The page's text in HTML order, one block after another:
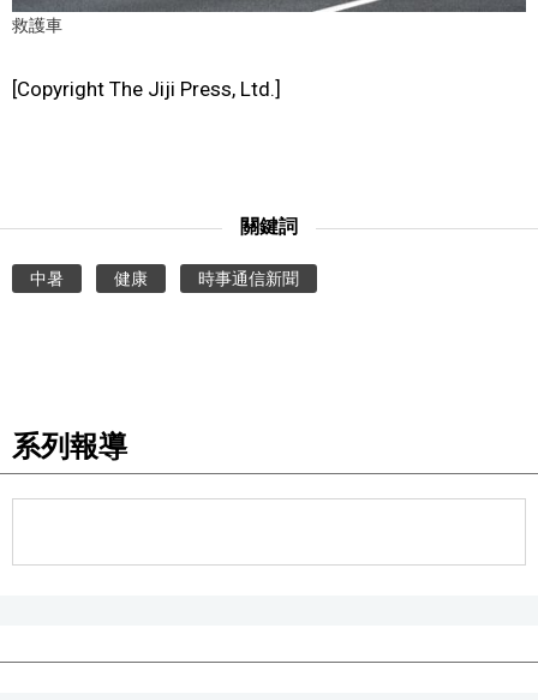
教育
編輯部通知
救護車
[Copyright The Jiji Press, Ltd.]
關鍵詞
中暑 健康 時事通信新聞
系列報導